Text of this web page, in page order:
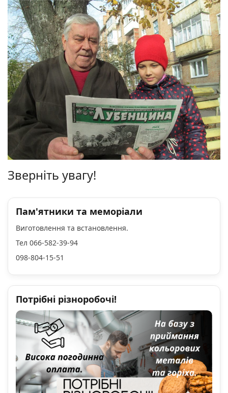
Зверніть увагу!
Пам'ятники та меморіали
Виготовлення та встановлення.
Тел 066-582-39-94
098-804-15-51
Потрібні різноробочі!